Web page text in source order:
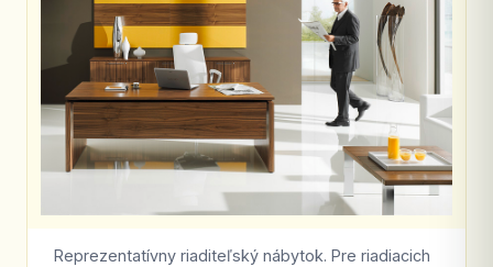
Reprezentatívny riaditeľský nábytok. Pre riadiacich